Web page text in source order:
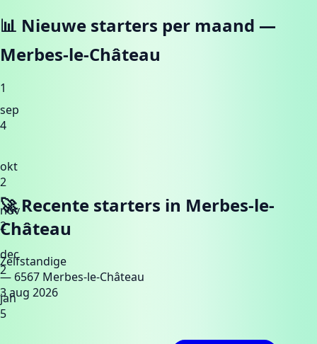
📊 Nieuwe starters per maand —
Merbes-le-Château
1
sep
4
okt
2
nov
2
dec
2
jan
5
🚀 Recente starters in Merbes-le-
Château
Zelfstandige
— 6567 Merbes-le-Château
3 aug 2026